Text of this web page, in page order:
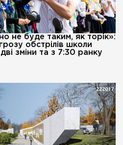
не буде таким, як торік»:
обстрілів школи
зміни та з 7:30 ранку